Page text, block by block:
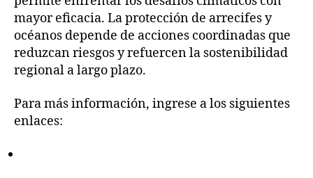
mayor eficacia. La protección de arrecifes y
océanos depende de acciones coordinadas que
reduzcan riesgos y refuercen la sostenibilidad
regional a largo plazo.
Para más información, ingrese a los siguientes
enlaces: